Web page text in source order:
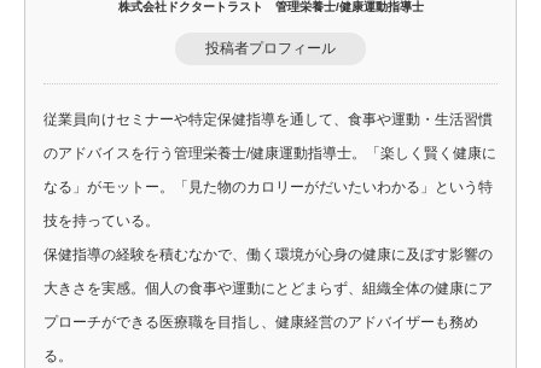
株式会社ドクタートラスト 管理栄養士/健康運動指導士
投稿者プロフィール
従業員向けセミナーや特定保健指導を通して、食事や運動・生活習慣
のアドバイスを行う管理栄養士/健康運動指導士。「楽しく賢く健康に
なる」がモットー。「見た物のカロリーがだいたいわかる」という特
技を持っている。
保健指導の経験を積むなかで、働く環境が心身の健康に及ぼす影響の
大きさを実感。個人の食事や運動にとどまらず、組織全体の健康にア
プローチができる医療職を目指し、健康経営のアドバイザーも務め
る。